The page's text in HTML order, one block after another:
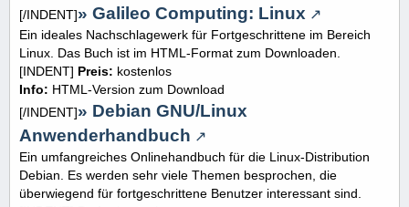
[/INDENT]» Galileo Computing: Linux
Ein ideales Nachschlagewerk für Fortgeschrittene im Bereich
Linux. Das Buch ist im HTML-Format zum Downloaden.
[INDENT] Preis: kostenlos
Info: HTML-Version zum Download
[/INDENT]» Debian GNU/Linux
Anwenderhandbuch
Ein umfangreiches Onlinehandbuch für die Linux-Distribution
Debian. Es werden sehr viele Themen besprochen, die
überwiegend für fortgeschrittene Benutzer interessant sind.